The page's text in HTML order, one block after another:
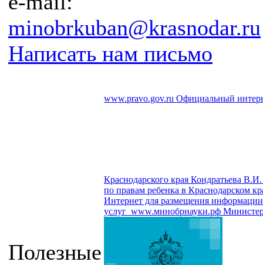
minobrkuban@krasnodar.ru
Написать нам письмо
Полезные
www.pravo.gov.ru Официальный
Краснодарского края Кондратьева В.И.
по правам ребенка в Краснодарском
Интернет для размещения информации
услуг www.минобрнауки.рф